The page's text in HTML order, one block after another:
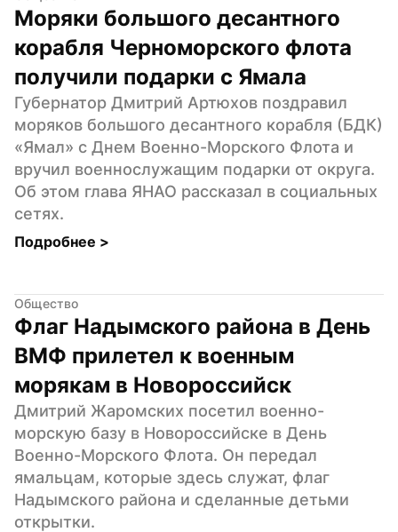
Моряки большого десантного
корабля Черноморского флота
получили подарки с Ямала
Губернатор Дмитрий Артюхов поздравил
моряков большого десантного корабля (БДК)
«Ямал» с Днем Военно-Морского Флота и
вручил военнослужащим подарки от округа.
Об этом глава ЯНАО рассказал в социальных
сетях.
Подробнее >
Общество
Флаг Надымского района в День
ВМФ прилетел к военным
морякам в Новороссийск
Дмитрий Жаромских посетил военно-
морскую базу в Новороссийске в День
Военно-Морского Флота. Он передал
ямальцам, которые здесь служат, флаг
Надымского района и сделанные детьми
открытки.